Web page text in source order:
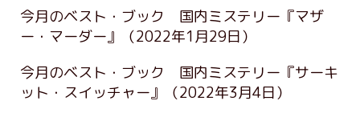
今月のベスト・ブック 国内ミステリー『マザ
ー・マーダー』
（2022年1月29日）
今月のベスト・ブック 国内ミステリー『サーキ
ット・スイッチャー』
（2022年3月4日）